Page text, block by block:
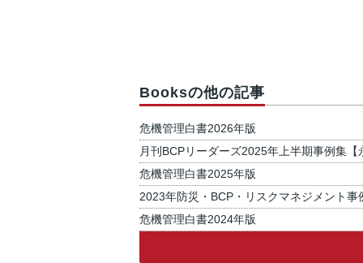
Booksの他の記事
危機管理白書2026年版
月刊BCPリーダーズ2025年上半期事例集【
危機管理白書2025年版
2023年防災・BCP・リスクマネジメント事
危機管理白書2024年版